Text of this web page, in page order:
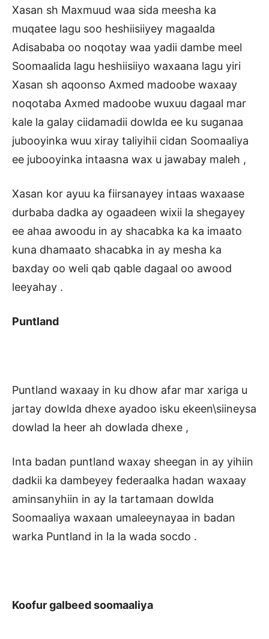
Xasan sh Maxmuud waa sida meesha ka
muqatee lagu soo heshiisiiyey magaalda
Adisababa oo noqotay waa yadii dambe meel
Soomaalida lagu heshiisiiyo waxaana lagu yiri
Xasan sh aqoonso Axmed madoobe waxaay
noqotaba Axmed madoobe wuxuu dagaal mar
kale la galay ciidamadii dowlda ee ku suganaa
jubooyinka wuu xiray taliyihii cidan Soomaaliya
ee jubooyinka intaasna wax u jawabay maleh ,
Xasan kor ayuu ka fiirsanayey intaas waxaase
durbaba dadka ay ogaadeen wixii la shegayey
ee ahaa awoodu in ay shacabka ka ka imaato
kuna dhamaato shacabka in ay mesha ka
baxday oo weli qab qable dagaal oo awood
leeyahay .
Puntland
Puntland waxaay in ku dhow afar mar xariga u
jartay dowlda dhexe ayadoo isku ekeen\siineysa
dowlad la heer ah dowlada dhexe ,
Inta badan puntland waxay sheegan in ay yihiin
dadkii ka dambeyey federaalka hadan waxaay
aminsanyhiin in ay la tartamaan dowlda
Soomaaliya waxaan umaleeynayaa in badan
warka Puntland in la la wada socdo .
Koofur galbeed soomaaliya